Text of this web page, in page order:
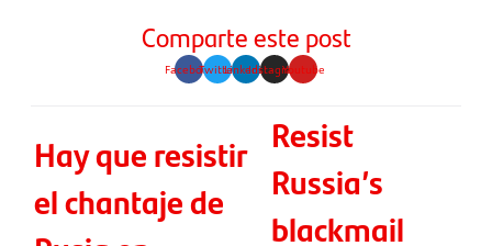
Comparte este post
FacebookTwitterLinkedinInstagramYoutube
Hay que resistir
el chantaje de
Resist
Russia’s
blackmail